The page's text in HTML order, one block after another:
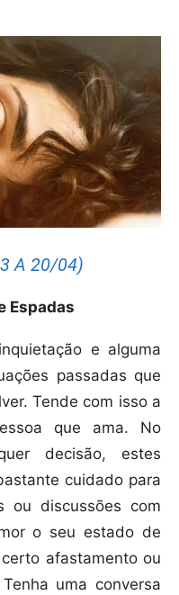
A 20/04)
Espadas
e alguma
passadas que
Tende com isso a
que ama. No
decisão, estes
cuidado para
ou discussões com
o seu estado de
afastamento ou
uma conversa